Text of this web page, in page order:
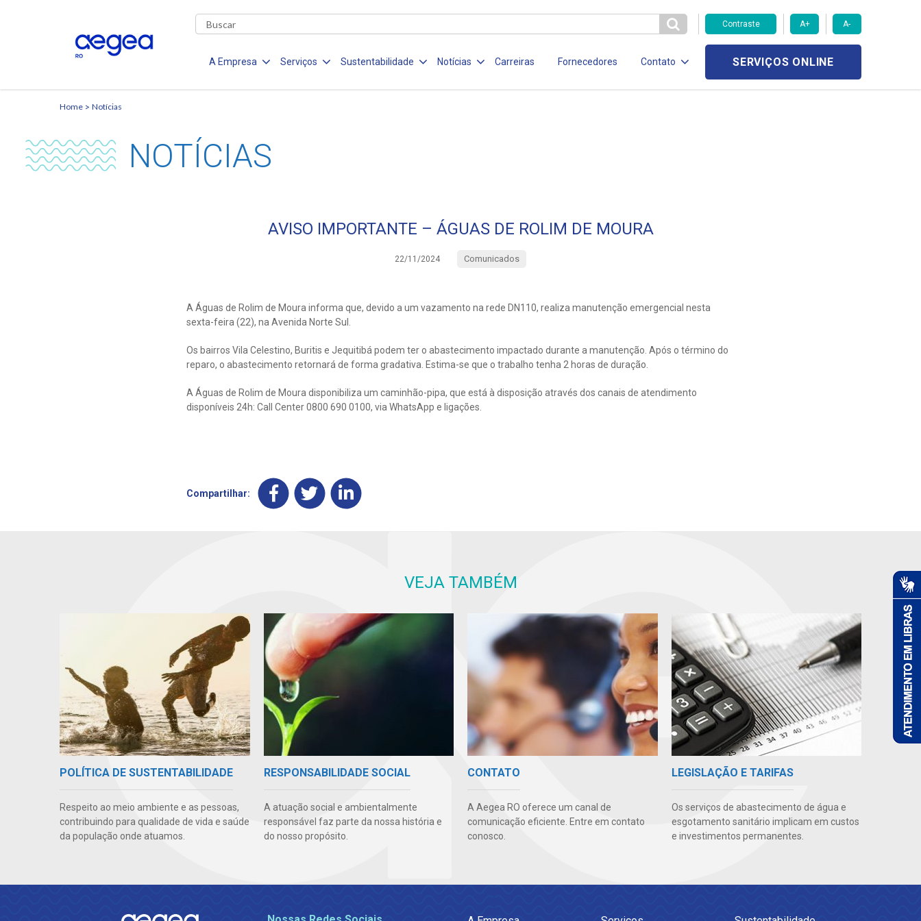
Contraste A+ A-
A Empresa Serviços Sustentabilidade Notícias Carreiras Fornecedores Contato SERVIÇOS ONLINE
Home Notícias
NOTÍCIAS
AVISO IMPORTANTE – ÁGUAS DE ROLIM DE MOURA
22/11/2024 Comunicados
A Águas de Rolim de Moura informa que, devido a um vazamento na rede DN110, realiza manutenção emergencial nesta
sexta-feira (22), na Avenida Norte Sul.
Os bairros Vila Celestino, Buritis e Jequitibá podem ter o abastecimento impactado durante a manutenção. Após o término do
reparo, o abastecimento retornará de forma gradativa. Estima-se que o trabalho tenha 2 horas de duração.
A Águas de Rolim de Moura disponibiliza um caminhão-pipa, que está à disposição através dos canais de atendimento
disponíveis 24h: Call Center 0800 690 0100, via WhatsApp e ligações.
Compartilhar:
VEJA TAMBÉM
POLÍTICA DE SUSTENTABILIDADE
Respeito ao meio ambiente e as pessoas,
contribuindo para qualidade de vida e saúde
da população onde atuamos.
RESPONSABILIDADE SOCIAL
A atuação social e ambientalmente
responsável faz parte da nossa história e
do nosso propósito.
CONTATO
A Aegea RO oferece um canal de
comunicação eficiente. Entre em contato
conosco.
LEGISLAÇÃO E TARIFAS
Os serviços de abastecimento de água e
esgotamento sanitário implicam em custos
e investimentos permanentes.